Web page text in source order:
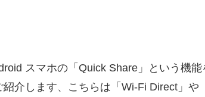
スマホの「Quick Share」という機
紹介します、こちらは「Wi-Fi Direct」